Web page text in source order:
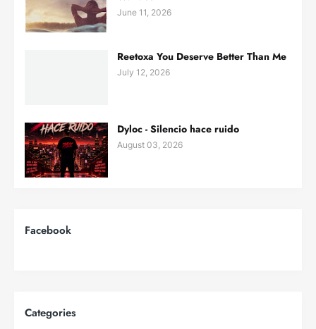
June 11, 2026
Reetoxa You Deserve Better Than Me
July 12, 2026
Dyloc - Silencio hace ruido
August 03, 2026
Facebook
Categories